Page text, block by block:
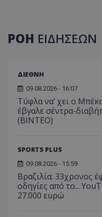
ΡΟΗ ΕΙΔΗΣΕΩΝ
ΔΙΕΘΝΗ
09.08.2026 - 16:07
Τύφλα να’ χει ο
έβγαλε σέντρα-
(ΒΙΝΤΕΟ)
SPORTS PLUS
09.08.2026 - 15:59
Βραζιλία: 33χρονος
οδηγίες από το...
27.000 ευρώ